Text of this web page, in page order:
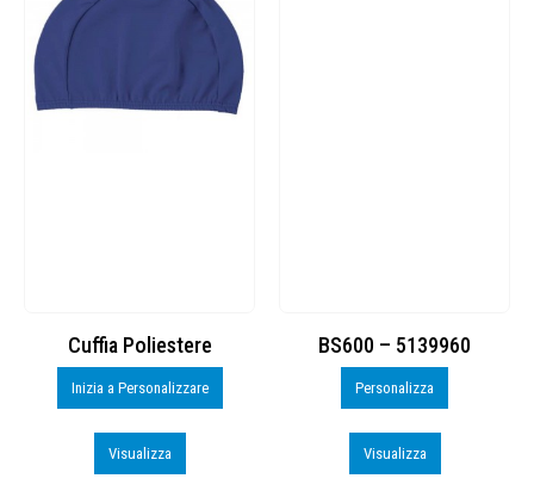
Cuffia Poliestere
Inizia a Personalizzare
Visualizza
BS600 – 5139960
Personalizza
Visualizza